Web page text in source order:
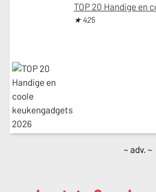
TOP 20 Handige en
★ 425
~ adv. ~